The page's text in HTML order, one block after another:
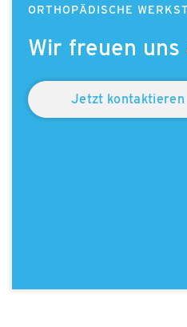
ORTHOPÄDISCHE
Wir freu­en uns
Jetzt kontaktieren